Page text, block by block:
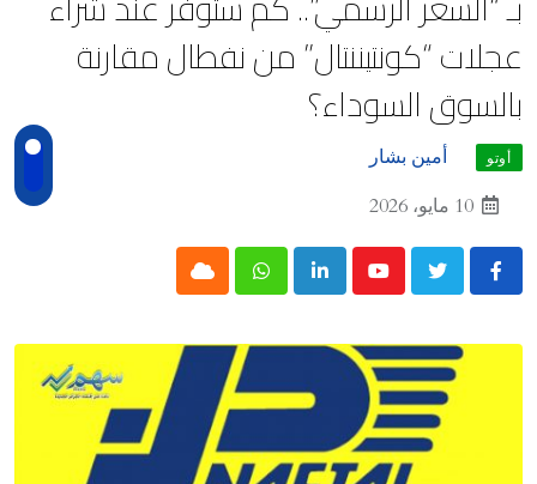
عجلات “كونتيننتال” من نفطال مقارنة
بالسوق السوداء؟
أوتو
أمين بشار
10 مايو، 2026
Youtube
LinkedIn
Whatsapp
Cloud